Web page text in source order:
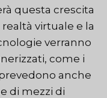
questa crescita
virtuale e la
verranno
come i
anche
di mezzi di